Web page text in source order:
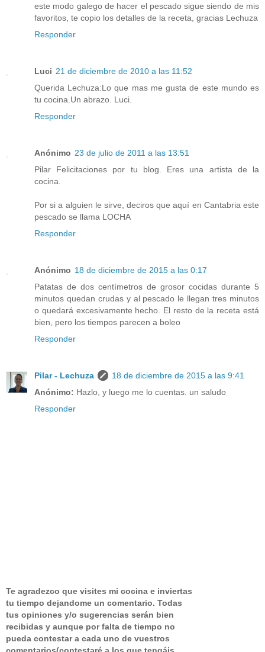
este modo galego de hacer el pescado sigue siendo de mis
favoritos, te copio los detalles de la receta, gracias Lechuza
Responder
Luci 21 de diciembre de 2010 a las 11:52
Querida Lechuza:Lo que mas me gusta de este mundo es
tu cocina.Un abrazo. Luci.
Responder
Anónimo 23 de julio de 2011 a las 13:51
Pilar Felicitaciones por tu blog. Eres una artista de la
cocina.
Por si a alguien le sirve, deciros que aquí en Cantabria este
pescado se llama LOCHA
Responder
Anónimo 18 de diciembre de 2015 a las 0:17
Patatas de dos centímetros de grosor cocidas durante 5
minutos quedan crudas y al pescado le llegan tres minutos
o quedará excesivamente hecho. El resto de la receta está
bien, pero los tiempos parecen a boleo
Responder
Pilar - Lechuza
18 de diciembre de 2015 a las 9:41
Anónimo: Hazlo, y luego me lo cuentas. un saludo
Responder
Te agradezco que visites mi cocina e inviertas
tu tiempo dejandome un comentario. Todas
tus opiniones y/o sugerencias serán bien
recibidas y aunque por falta de tiempo no
pueda contestar a cada uno de vuestros